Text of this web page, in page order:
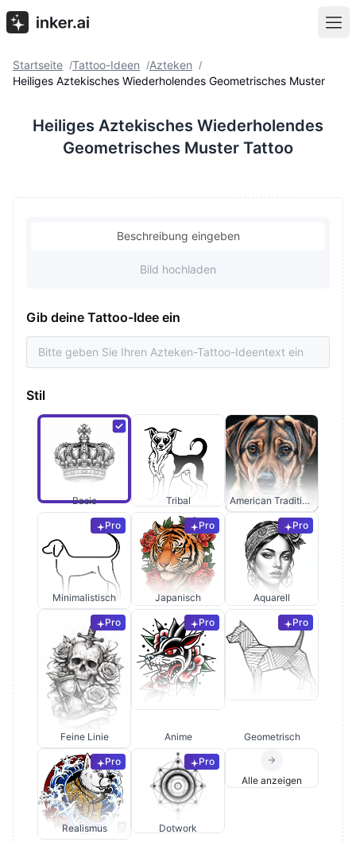
Startseite /Tattoo-Ideen /Azteken /
Heiliges Aztekisches Wiederholendes Geometrisches Muster
Heiliges Aztekisches Wiederholendes
Geometrisches Muster Tattoo
Beschreibung eingeben
Bild hochladen
Gib deine Tattoo-Idee ein
Stil
Basic Tribal American Traditional
Pro
Minimalistisch
Pro
Japanisch
Pro
Aquarell
Pro
Feine Linie
Pro
Anime
Pro
Geometrisch
Pro
Realismus
Pro
Dotwork
Alle anzeigen